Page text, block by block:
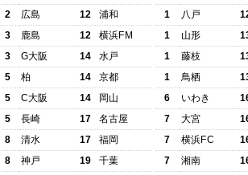
2
広島 12
浦和
3
鹿島 12
横浜FM
3
G大阪 14
水戸
5
柏 14
京都
5
C大阪 14
岡山
5
長崎 17
名古屋
8
清水 17
福岡
8
神戸 19
千葉
1
八戸
1
山形
1
藤枝
1
鳥栖
6
いわき
7
大宮
7
横浜FC
7
湘南